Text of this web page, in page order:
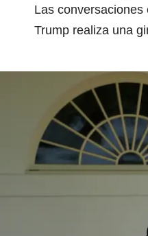
Las
Trump realiza una